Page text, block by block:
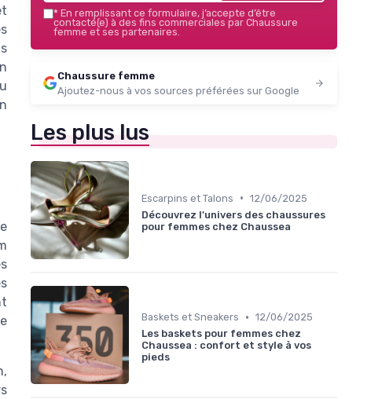
* En remplissant ce formulaire, j’accepte d’être
contacté(e) à des fins commerciales par Chaussure
femme et ses partenaires.
Chaussure femme
Ajoutez-nous à vos sources préférées sur Google
Les plus lus
Escarpins et Talons • 12/06/2025
Découvrez l'univers des chaussures
pour femmes chez Chaussea
Baskets et Sneakers • 12/06/2025
Les baskets pour femmes chez
Chaussea : confort et style à vos
pieds